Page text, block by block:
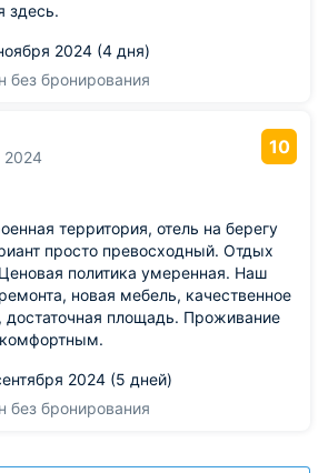
здесь.
2024 (4 дня)
без бронирования
2024
10
территория, отель на берегу
просто превосходный. Отдых
политика умеренная. Наш
новая мебель, качественное
достаточная площадь. Проживание
2024 (5 дней)
без бронирования